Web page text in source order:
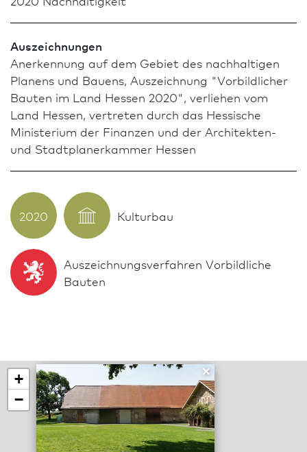
Aus­zeich­nungen
Anerkennung auf dem Gebiet des nach­haltigen
Planens und Bauens, Aus­zeich­nung "Vor­bild­licher
Bauten im Land Hessen 2020", verliehen vom
Land Hessen, vertreten durch das Hessische
Ministerium der Finanzen und der Architekten-
und Stadt­planer­kammer Hessen
2020 Kulturbau
Aus­zeich­nungs­verfahren Vor­bild­liche
Bauten
×
+
−